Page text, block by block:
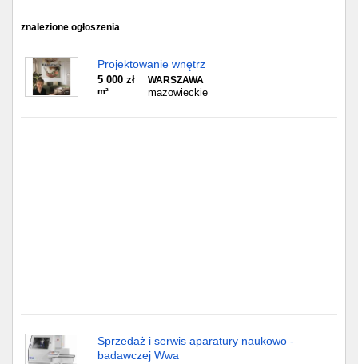
znalezione ogłoszenia
Projektowanie wnętrz
5 000 zł
m²
WARSZAWA
mazowieckie
Sprzedaż i serwis aparatury naukowo -
badawczej Wwa
Sosnowiec
Opole
Tarnów